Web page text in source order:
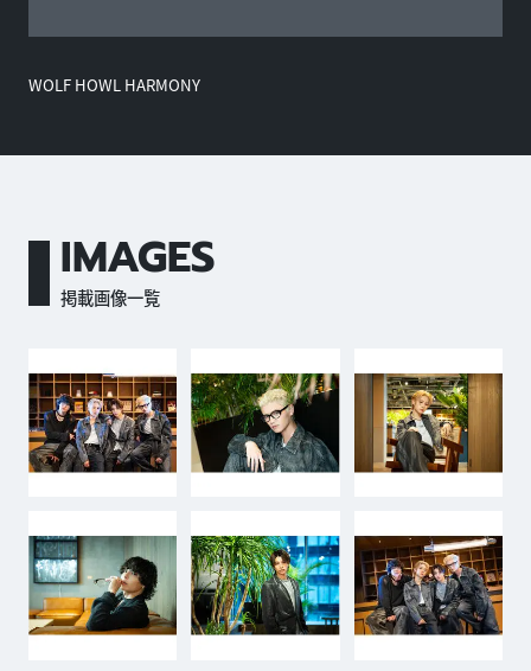
WOLF HOWL HARMONY
IMAGES
掲載画像一覧